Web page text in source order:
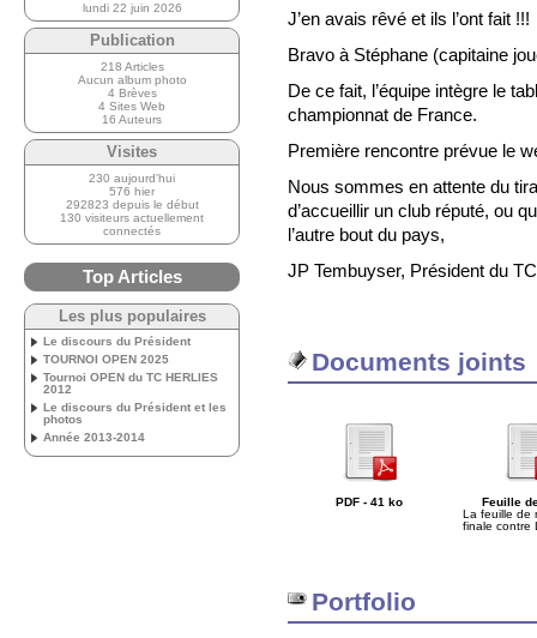
J’en avais rêvé et ils l’ont fait !!!
Bravo à Stéphane (capitaine
De ce fait, l’équipe intègre le
championnat de France.
Première rencontre prévue le
Nous sommes en attente du
d’accueillir un club réputé, ou
l’autre bout du pays,
JP Tembuyser, Président du
Documents joints
PDF - 41 ko
Feuille
La feuille de
finale contre
Portfolio
lundi 22 juin 2026
Publication
218 Articles
Aucun album photo
4 Brèves
4 Sites Web
16 Auteurs
Visites
230 aujourd'hui
576 hier
292823 depuis le début
130 visiteurs actuellement
connectés
Top Articles
Les plus populaires
Le discours du Président
TOURNOI OPEN 2025
Tournoi OPEN du TC HERLIES
2012
Le discours du Président et les
photos
Année 2013-2014